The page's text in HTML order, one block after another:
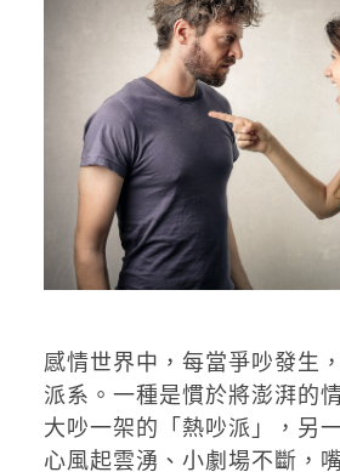
感情世界中，每當爭吵發生
派系。一種是慣於將澎湃的
大吵一架的「熱吵派」，另
心風起雲湧、小劇場不斷，